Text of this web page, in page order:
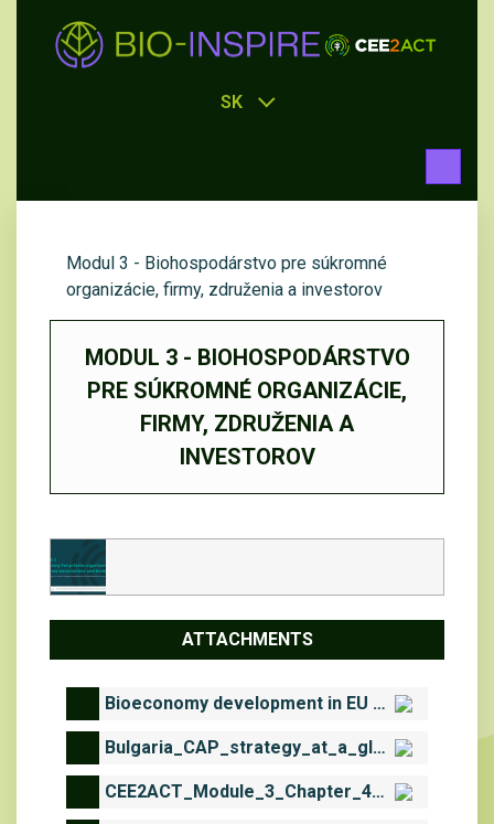
SK
Modul 3 - Biohospodárstvo pre súkromné
organizácie, firmy, združenia a investorov
MODUL 3 - BIOHOSPODÁRSTVO
PRE SÚKROMNÉ ORGANIZÁCIE,
FIRMY, ZDRUŽENIA A
INVESTOROV
ATTACHMENTS
Bioeconomy development in EU Regions_2017.pdf
Bulgaria_CAP_strategy_at_a_glance.pdf
CEE2ACT_Module_3_Chapter_4_complementary_downloadable_material.pdf